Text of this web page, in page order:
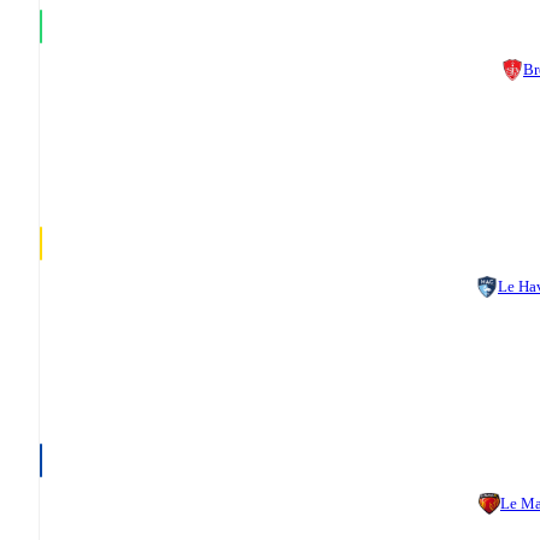
Le
Le